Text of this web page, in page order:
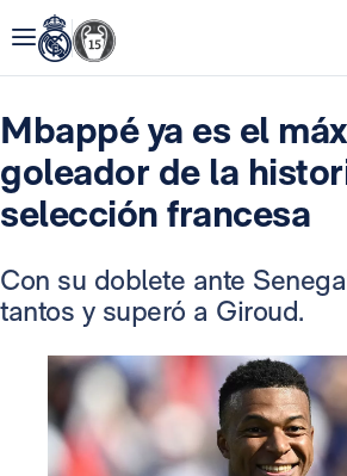
Mbappé ya es el
goleador de la
selección francesa
Con su doblete ante
tantos y superó a Giroud.